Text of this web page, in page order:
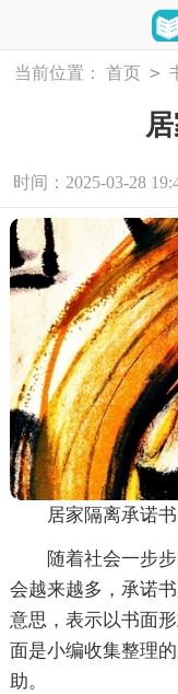
当前位置： 首页 >
时间：2025-03-28
居家隔离承诺书
随着社会一步
会越来越多，承诺
意思，表示以书面
面是小编收集整理
助。